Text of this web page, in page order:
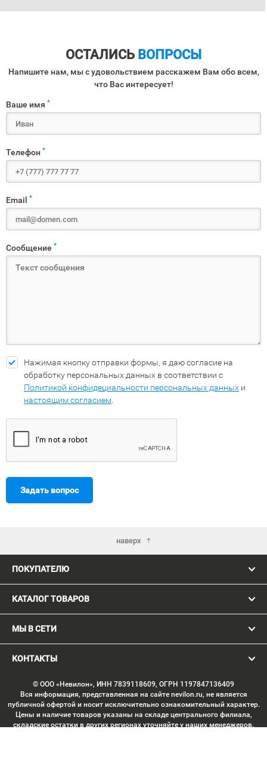
ОСТАЛИСЬ ВОПРОСЫ
Напишите нам, мы с удовольствием расскажем Вам обо всем,
что Вас интересует!
Ваше имя *
Телефон *
Email *
Сообщение *
Нажимая кнопку отправки формы, я даю согласие на
обработку персональных данных в соответствии с
Политикой конфидециальности персональных данных и
настоящим согласием
Задать вопрос
наверх
ПОКУПАТЕЛЮ
КАТАЛОГ ТОВАРОВ
МЫ В СЕТИ
КОНТАКТЫ
© ООО «Невилон», ИНН 7839118609, ОГРН 1197847136409
Вся информация, представленная на сайте nevilon.ru, не является
публичной офертой и носит исключительно ознакомительный характер.
Цены и наличие товаров указаны на складе центрального филиала,
складские остатки в других регионах уточняйте у наших менеджеров.